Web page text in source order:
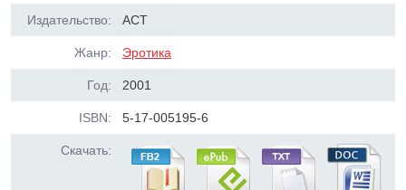
Издательство: АСТ
Жанр: Эротика
Год: 2001
ISBN: 5-17-005195-6
Скачать: